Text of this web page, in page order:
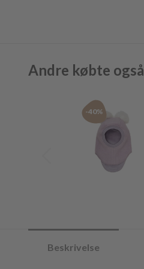
Andre købte også
-40%
Beskrivelse